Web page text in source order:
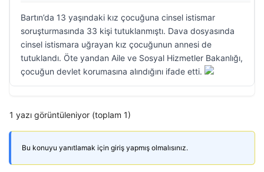
Bartın’da 13 yaşındaki kız çocuğuna cinsel istismar
soruşturmasında 33 kişi tutuklanmıştı. Dava dosyasında
cinsel istismara uğrayan kız çocuğunun annesi de
tutuklandı. Öte yandan Aile ve Sosyal Hizmetler Bakanlığı,
çocuğun devlet korumasına alındığını ifade etti.
1 yazı görüntüleniyor (toplam 1)
Bu konuyu yanıtlamak için giriş yapmış olmalısınız.